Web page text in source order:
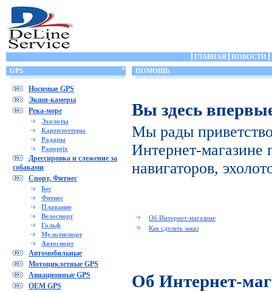
ГЛАВНАЯ НОВОСТИ
GPS
Носимые GPS
Экшн-камеры
Река-море
Эхолоты
Картплоттеры
Радары
Panoptix
Дрессировка и слежение за
собаками
Спорт, Фитнес
Бег
Фитнес
Плавание
Велоспорт
Гольф
Мультиспорт
Автоспорт
Автомобильные
Мотоциклетные GPS
Авиационные GPS
OEM GPS
ПОМОЩЬ
Вы здесь
Мы рады
Интернет-магазине
навигаторов,
Об Интернет-магазине
Как сделать заказ
Об Интернет-